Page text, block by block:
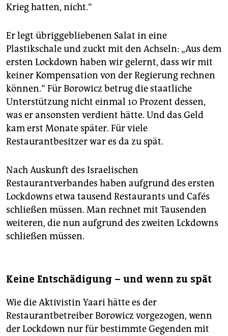
Krieg hatten, nicht.“
Er legt übriggebliebenen Salat in eine
Plastikschale und zuckt mit den Achseln: „Aus dem
ersten Lockdown haben wir gelernt, dass wir mit
keiner Kompensation von der Regierung rechnen
können.“ Für Borowicz betrug die staatliche
Unterstützung nicht einmal 10 Prozent dessen,
was er ansonsten verdient hätte. Und das Geld
kam erst Monate später. Für viele
Restaurantbesitzer war es da zu spät.
Nach Auskunft des Israelischen
Restaurantverbandes haben aufgrund des ersten
Lockdowns etwa tausend Restaurants und Cafés
schließen müssen. Man rechnet mit Tausenden
weiteren, die nun aufgrund des zweiten Lckdowns
schließen müssen.
Keine Entschädigung – und wenn zu spät
Wie die Aktivistin Yaari hätte es der
Restaurantbetreiber Borowicz vorgezogen, wenn
der Lockdown nur für bestimmte Gegenden mit